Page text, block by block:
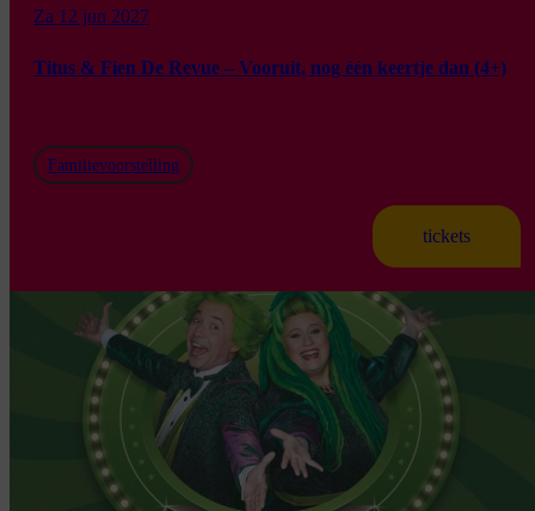
Za 12 jun 2027
Titus & Fien De Revue – Vooruit, nog één keertje dan (4+)
Familievoorstelling
tickets